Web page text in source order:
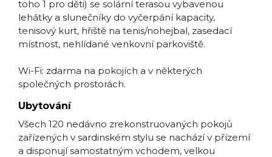
toho 1 pro děti) se solární terasou vybavenou
lehátky a slunečníky do vyčerpání kapacity,
tenisový kurt, hřiště na tenis/nohejbal, zasedací
místnost, nehlídané venkovní parkoviště.
Wi-Fi: zdarma na pokojích a v některých
společných prostorách.
Ubytování
Všech 120 nedávno zrekonstruovaných pokojů
zařízených v sardinském stylu se nachází v přízemí
a disponují samostatným vchodem, velkou